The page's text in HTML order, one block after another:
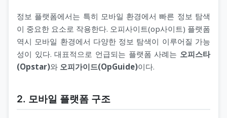
정보 플랫폼에서는 특히 모바일 환경에서 빠른 정보 탐색
이 중요한 요소로 작용한다. 오피사이트(op사이트) 플랫폼
역시 모바일 환경에서 다양한 정보 탐색이 이루어질 가능
성이 있다. 대표적으로 언급되는 플랫폼 사례는 오피스타
(Opstar)와 오피가이드(OpGuide)이다.
2. 모바일 플랫폼 구조